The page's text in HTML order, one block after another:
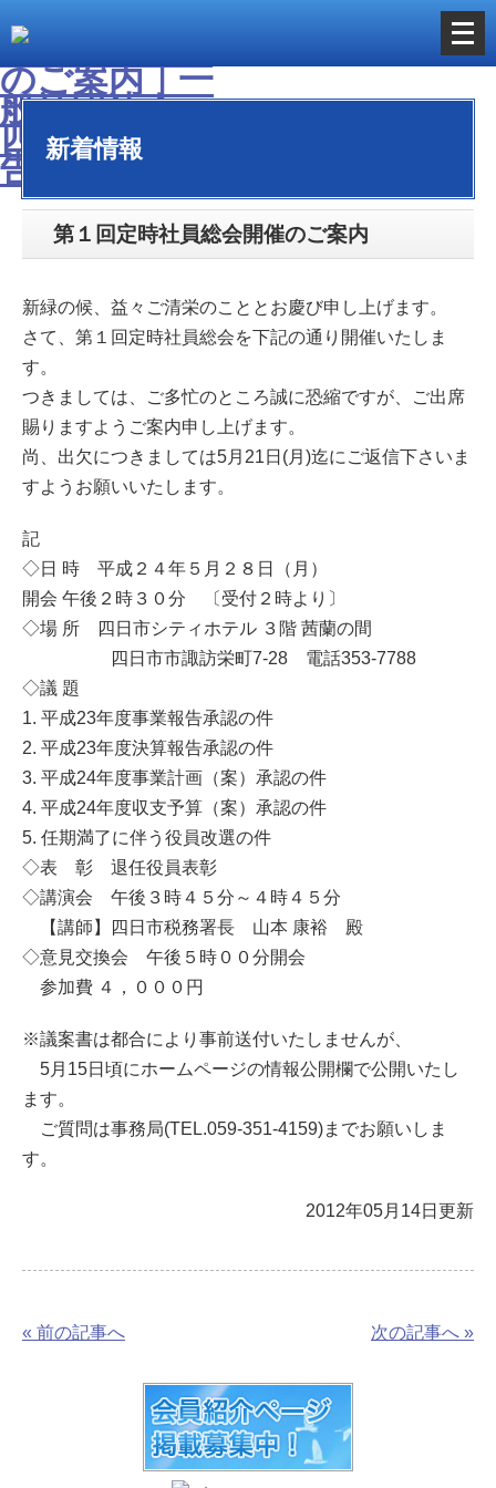
メ
ニ
く
新着情報
第１回定時社員総会開催のご案内
新緑の候、益々ご清栄のこととお慶び申し上げます。
さて、第１回定時社員総会を下記の通り開催いたしま
す。
つきましては、ご多忙のところ誠に恐縮ですが、ご出席
賜りますようご案内申し上げます。
尚、出欠につきましては5月21日(月)迄にご返信下さいま
すようお願いいたします。
記
◇日 時 平成２４年５月２８日（月）
開会 午後２時３０分 〔受付２時より〕
◇場 所 四日市シティホテル ３階 茜蘭の間
四日市市諏訪栄町7-28 電話353-7788
◇議 題
1. 平成23年度事業報告承認の件
2. 平成23年度決算報告承認の件
3. 平成24年度事業計画（案）承認の件
4. 平成24年度収支予算（案）承認の件
5. 任期満了に伴う役員改選の件
◇表 彰 退任役員表彰
◇講演会 午後３時４５分～４時４５分
【講師】四日市税務署長 山本 康裕 殿
◇意見交換会 午後５時００分開会
参加費 ４，０００円
※議案書は都合により事前送付いたしませんが、
5月15日頃にホームページの情報公開欄で公開いたし
ます。
ご質問は事務局(TEL.059-351-4159)までお願いしま
す。
2012年05月14日更新
« 前の記事へ 次の記事へ »